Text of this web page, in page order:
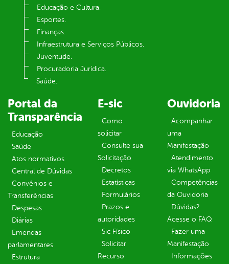
Educação e Cultura.
Esportes.
Finanças.
Infraestrutura e Serviços Públicos.
Juventude.
Procuradoria Jurídica.
Saúde.
Portal da
Transparência
Educação
Saúde
Atos normativos
Central de Dúvidas
Convênios e
Transferências
Despesas
Diárias
Emendas
parlamentares
Estrutura
E-sic
Como
solicitar
Consulte sua
Solicitação
Decretos
Estatísticas
Formulários
Prazos e
autoridades
Sic Físico
Solicitar
Recurso
Ouvidoria
Acompanhar
uma
Manifestação
Atendimento
via WhatsApp
Competências
da Ouvidoria
Dúvidas?
Acesse o FAQ
Fazer uma
Manifestação
Informações